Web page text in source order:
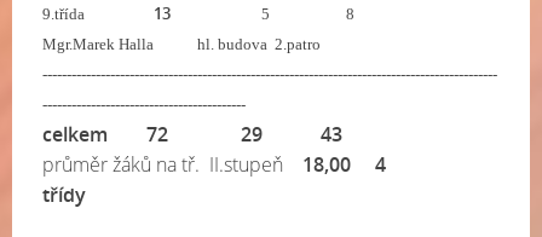
9.třída
13 5 8
Mgr.Marek Halla hl. budova 2.patro
----------------------------------------------------------------------------------------------
------------------------------------------
celkem 72 29 43
průměr žáků na tř. II.stupeň
18,00 4
třídy